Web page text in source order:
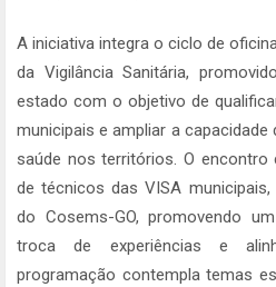
A iniciativa integra o ciclo de
da Vigilância Sanitária,
estado com o objetivo de
municipais e ampliar a
saúde nos territórios. O
de técnicos das VISA
do Cosems-GO, promovendo
troca de experiências e
programação contempla temas